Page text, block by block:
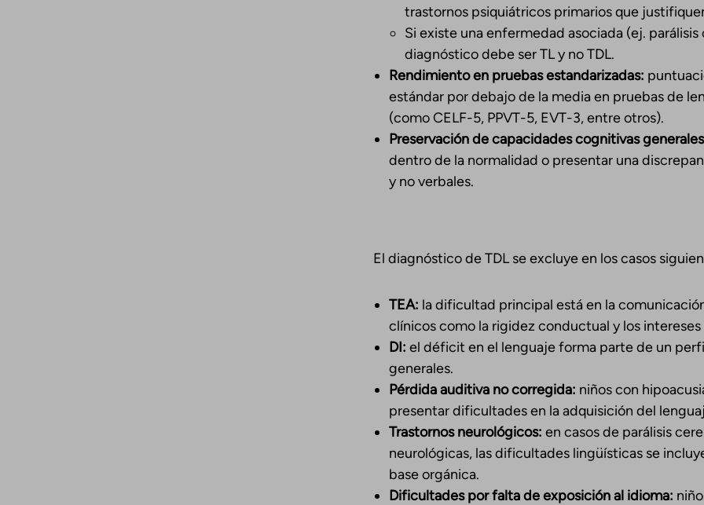
trastornos psiquiátricos primarios que
Si existe una enfermedad asociada (ej.
diagnóstico debe ser TL y no TDL.
Rendimiento en pruebas estandarizadas:
estándar por debajo de la media en pruebas de
(como CELF-5, PPVT-5, EVT-3, entre otros).
Preservación de capacidades cognitivas
dentro de la normalidad o presentar una
y no verbales.
El diagnóstico de TDL se excluye en los casos
TEA: la dificultad principal está en la
clínicos como la rigidez conductual y los
DI: el déficit en el lenguaje forma parte de un
generales.
Pérdida auditiva no corregida: niños con
presentar dificultades en la adquisición del
Trastornos neurológicos: en casos de parálisis
neurológicas, las dificultades lingüísticas se
base orgánica.
Dificultades por falta de exposición al idioma: